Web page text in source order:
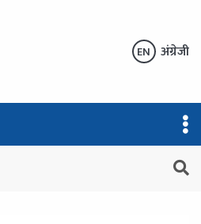
EN अंग्रेजी